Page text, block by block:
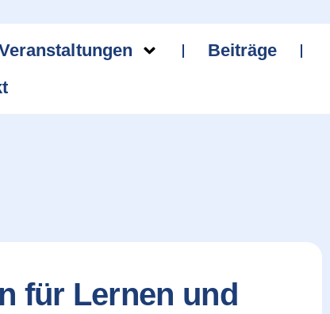
Beiträge
für Lernen und